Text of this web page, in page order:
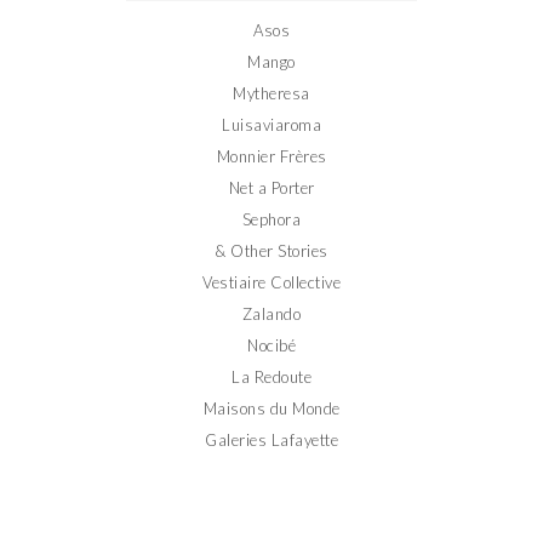
Asos
Mango
Mytheresa
Luisaviaroma
Monnier Frères
Net a Porter
Sephora
& Other Stories
Vestiaire Collective
Zalando
Nocibé
La Redoute
Maisons du Monde
Galeries Lafayette